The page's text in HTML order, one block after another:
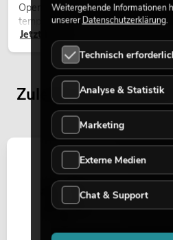
Open-Air-Konzerten,
temporären Außeninstallationen
Jetzt lesen
Zuletzt angesehene
Weitergehende Informationen
unsererDatenschutzerklärung.
Technisch
Analyse & Statistik
Marketing
Externe Medien
Chat & Support